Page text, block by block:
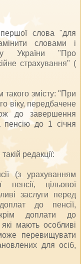
слова "для
словами і
України "Про
страхування" (
змісту: "При
віку, передбачене
до завершення
пенсію до 1 січня
редакції:
(з урахуванням
пенсії, цільової
заслуги перед
до пенсії,
крім доплати до
мають особливі
перевищувати
для осіб,